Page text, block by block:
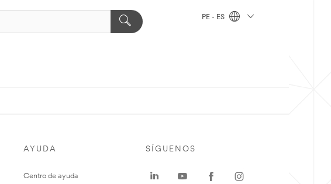
PE - ES
AYUDA
Centro de ayuda
SÍGUENOS